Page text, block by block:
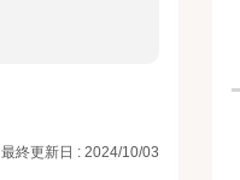
最終更新日 : 2024/10/03